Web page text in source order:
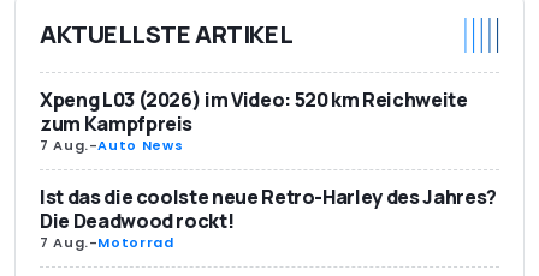
AKTUELLSTE ARTIKEL
Xpeng L03 (2026) im Video: 520 km Reichweite
zum Kampfpreis
7 Aug.-Auto News
Ist das die coolste neue Retro-Harley des Jahres?
Die Deadwood rockt!
7 Aug.-Motorrad